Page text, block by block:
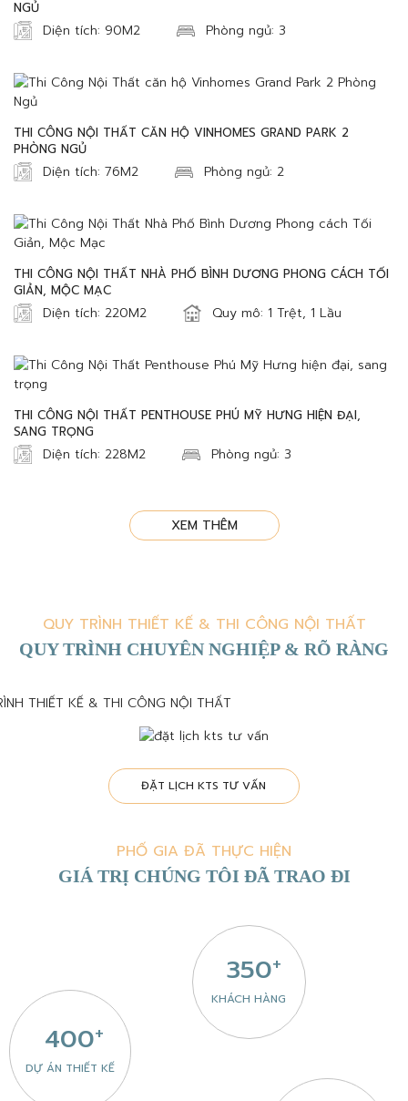
NGỦ
Diện tích: 90M2 Phòng ngủ: 3
THI CÔNG NỘI THẤT CĂN HỘ VINHOMES GRAND PARK 2
PHÒNG NGỦ
Diện tích: 76M2 Phòng ngủ: 2
THI CÔNG NỘI THẤT NHÀ PHỐ BÌNH DƯƠNG PHONG CÁCH TỐI
GIẢN, MỘC MẠC
Diện tích: 220M2 Quy mô: 1 Trệt, 1 Lầu
THI CÔNG NỘI THẤT PENTHOUSE PHÚ MỸ HƯNG HIỆN ĐẠI,
SANG TRỌNG
Diện tích: 228M2 Phòng ngủ: 3
XEM THÊM
QUY TRÌNH THIẾT KẾ & THI CÔNG NỘI THẤT
QUY TRÌNH CHUYÊN NGHIỆP & RÕ RÀNG
ĐẶT LỊCH KTS TƯ VẤN
PHỐ GIA ĐÃ THỰC HIỆN
GIÁ TRỊ CHÚNG TÔI ĐÃ TRAO ĐI
350+
KHÁCH HÀNG
400+
DỰ ÁN THIẾT KẾ